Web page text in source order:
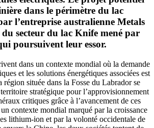
dans le périmètre du lac
l’entreprise australienne Metals
secteur du lac Knife mené par
poursuivent leur essor.
dans un contexte mondial où la demande
et les solutions énergétiques associées est
région située dans la Fosse du Labrador se
stratégique pour l’approvisionnement
critiques grâce à l’avancement de ces
contexte mondial marqué par la croissance
lithium-ion et par la volonté occidentale de